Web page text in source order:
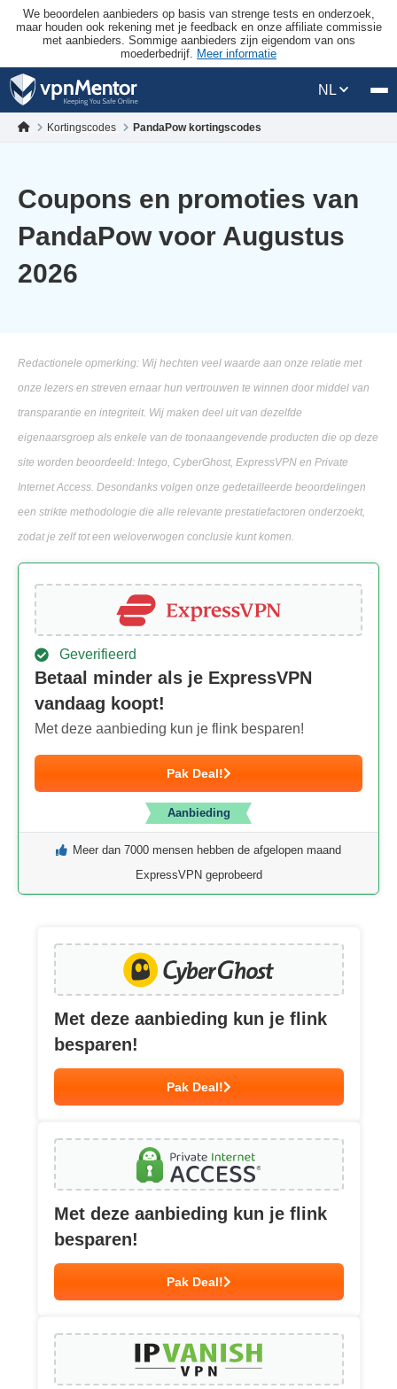
We beoordelen aanbieders op basis van strenge tests en onderzoek,
maar houden ook rekening met je feedback en onze affiliate commissie
met aanbieders. Sommige aanbieders zijn eigendom van ons
moederbedrijf. Meer informatie
NL
Kortingscodes PandaPow kortingscodes
Coupons en promoties van
PandaPow voor Augustus
2026
Redactionele opmerking: Wij hechten veel waarde aan onze relatie met
onze lezers en streven ernaar hun vertrouwen te winnen door middel van
transparantie en integriteit. Wij maken deel uit van dezelfde
eigenaarsgroep als enkele van de toonaangevende producten die op deze
site worden beoordeeld: Intego, CyberGhost, ExpressVPN en Private
Internet Access. Desondanks volgen onze gedetailleerde beoordelingen
een strikte methodologie die alle relevante prestatiefactoren onderzoekt,
zodat je zelf tot een weloverwogen conclusie kunt komen.
Geverifieerd
Betaal minder als je ExpressVPN
vandaag koopt!
Met deze aanbieding kun je flink besparen!
Pak Deal!
Aanbieding
Meer dan 7000 mensen hebben de afgelopen maand
ExpressVPN geprobeerd
Met deze aanbieding kun je flink
besparen!
Pak Deal!
Met deze aanbieding kun je flink
besparen!
Pak Deal!